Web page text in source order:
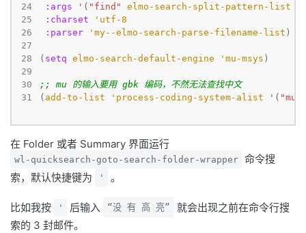
24
25
26
27
28
29
30
31
:args
' ( "find" elmo-search-split-pattern-list
:charset
'utf-8
:parser
'my--elmo-search-parse-filename-list
( setq elmo-search-default-engine 'mu-msys
;; mu 的输入要用 gbk 编码，不然无法查找中文
( add-to-list 'process-coding-system-alist ' ( "mu"
在 Folder 或者 Summary 界面运行
wl-quicksearch-goto-search-folder-wrapper
命令搜
索，默认快捷键为
' 。
比如我按 ' 后输入 “没 有 高 亮”
就会出现之前在命令行搜
索的 3 封邮件。